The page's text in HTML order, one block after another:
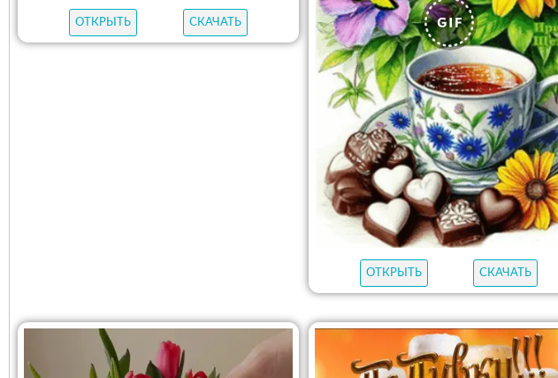
ОТКРЫТЬ СКАЧАТЬ
ОТКРЫТЬ СКАЧАТЬ